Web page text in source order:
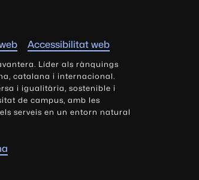
Accessibilitat web
Líder als rànquings
catalana i internacional.
i igualitària, sostenible i
de campus, amb les
serveis en un entorn natural